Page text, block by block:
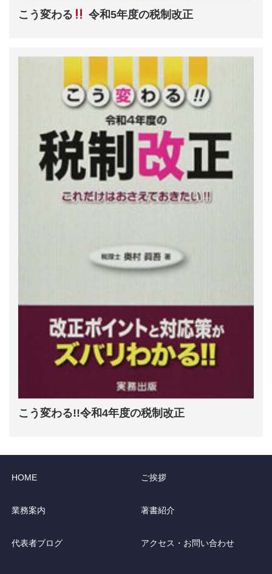
こう変わる 令和5年度の税制改正
こう変わる!!令和4年度の税制改正
HOME ご挨拶
業務案内 著書紹介
代表者ブログ アクセス・お問い合わせ